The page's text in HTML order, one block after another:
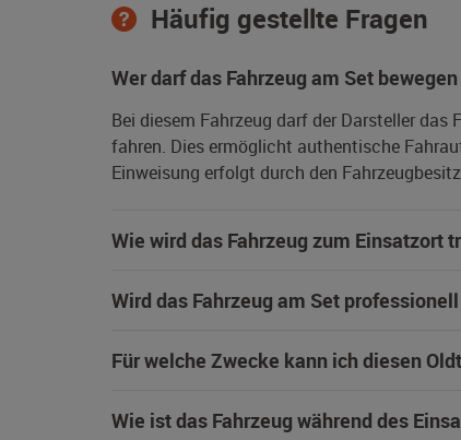
Häufig gestellte Fragen
Wer darf das Fahrzeug am Set
Bei diesem Fahrzeug darf der Darsteller
fahren. Dies ermöglicht authentische
Einweisung erfolgt durch den
Wie wird das Fahrzeug zum Einsatzort
Wird das Fahrzeug am Set
Für welche Zwecke kann ich diesen
Wie ist das Fahrzeug während des